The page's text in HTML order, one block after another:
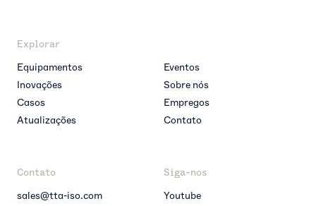
Explorar
Equipamentos
Inovações
Casos
Atualizações
Eventos
Sobre nós
Empregos
Contato
Contato
sales@tta-iso.com
Siga-nos
Youtube